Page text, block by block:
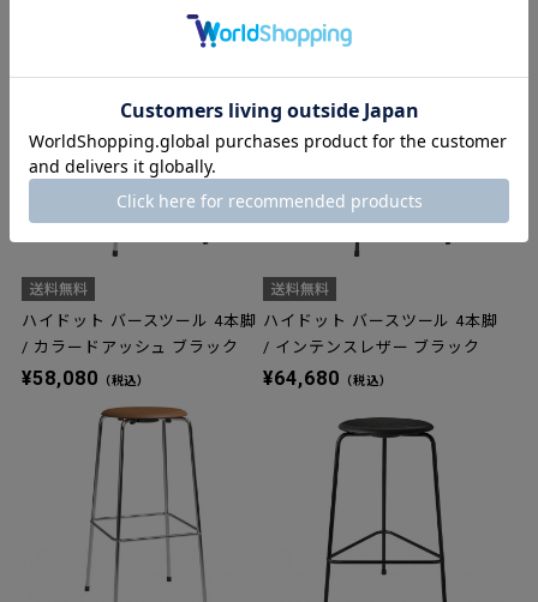
ハイドット バースツール 4本脚
/ カラードアッシュ ブラック
¥58,080 （税込）
ハイドット バースツール 4本脚
/ インテンスレザー ブラック
¥64,680 （税込）